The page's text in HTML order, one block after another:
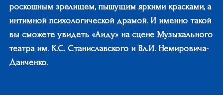
роскошным зрелищем, пышущим яркими красками, а
интимной психологической драмой. И именно такой
вы сможете увидеть «Аиду» на сцене Музыкального
театра им. К.С. Станиславского и Вл.И. Немировича-
Данченко.